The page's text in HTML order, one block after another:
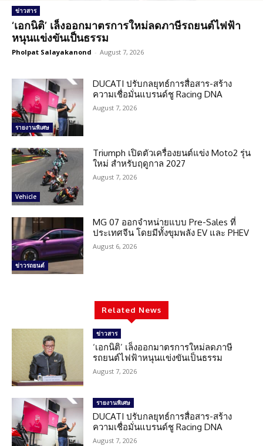
ข่าวสาร
‘เอกนิติ’ เล็งออกมาตรการใหม่ลดภาษีรถยนต์ไฟฟ้า
หนุนแข่งขันเป็นธรรม
Pholpat Salayakanond - August 7, 2026
รายงานพิเศษ
DUCATI ปรับกลยุทธ์การสื่อสาร-สร้าง
ความเชื่อมั่นแบรนด์ชู Racing DNA
August 7, 2026
Vehicle
Triumph เปิดตัวเครื่องยนต์แข่ง Moto2 รุ่น
ใหม่ สำหรับฤดูกาล 2027
August 7, 2026
ข่าวรถยนต์
MG 07 ออกจำหน่ายแบบ Pre-Sales ที่
ประเทศจีน โดยมีทั้งขุมพลัง EV และ PHEV
August 6, 2026
Related News
ข่าวสาร
‘เอกนิติ’ เล็งออกมาตรการใหม่ลดภาษี
รถยนต์ไฟฟ้าหนุนแข่งขันเป็นธรรม
August 7, 2026
รายงานพิเศษ
DUCATI ปรับกลยุทธ์การสื่อสาร-สร้าง
ความเชื่อมั่นแบรนด์ชู Racing DNA
August 7, 2026